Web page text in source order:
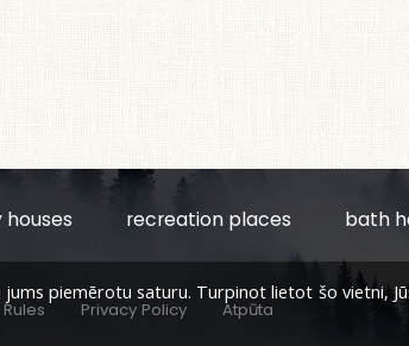
recreation places bath
Rules Privacy Policy Atpūta
piemērotu saturu. Turpinot lietot šo vietni,